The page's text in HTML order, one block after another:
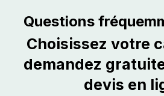
Questions
Choisissez votre
demandez
devis en